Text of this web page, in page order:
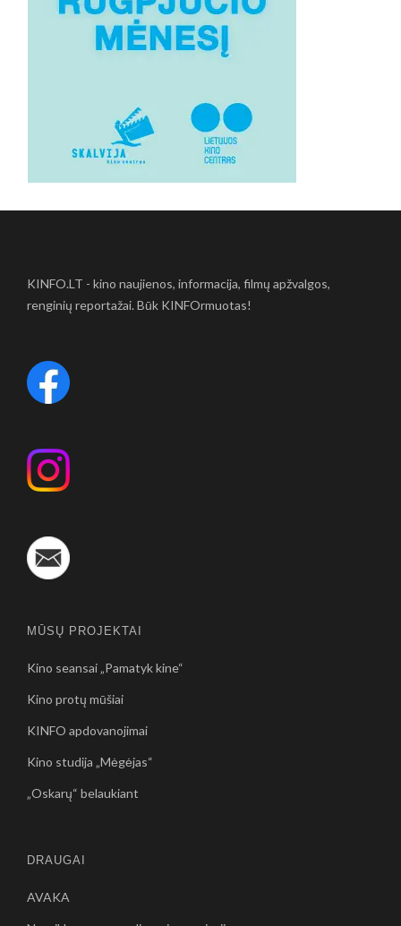
KINFO.LT - kino naujienos, informacija, filmų apžvalgos,
renginių reportažai. Būk KINFOrmuotas!
MŪSŲ PROJEKTAI
Kino seansai „Pamatyk kine“
Kino protų mūšiai
KINFO apdovanojimai
Kino studija „Mėgėjas“
„Oskarų“ belaukiant
DRAUGAI
AVAKA